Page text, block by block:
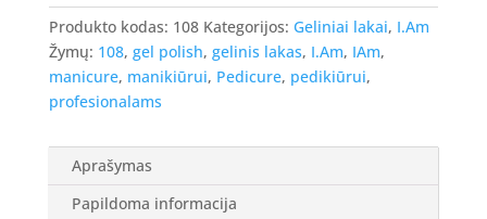
gelinis
lakas
#108
-
Nightlife,
Produkto kodas: 108 Kategorijos: Geliniai lakai, I.Am
Žymų: 108, gel polish, gelinis lakas, I.Am, IAm,
manicure, manikiūrui, Pedicure, pedikiūrui,
profesionalams
Aprašymas
Papildoma informacija